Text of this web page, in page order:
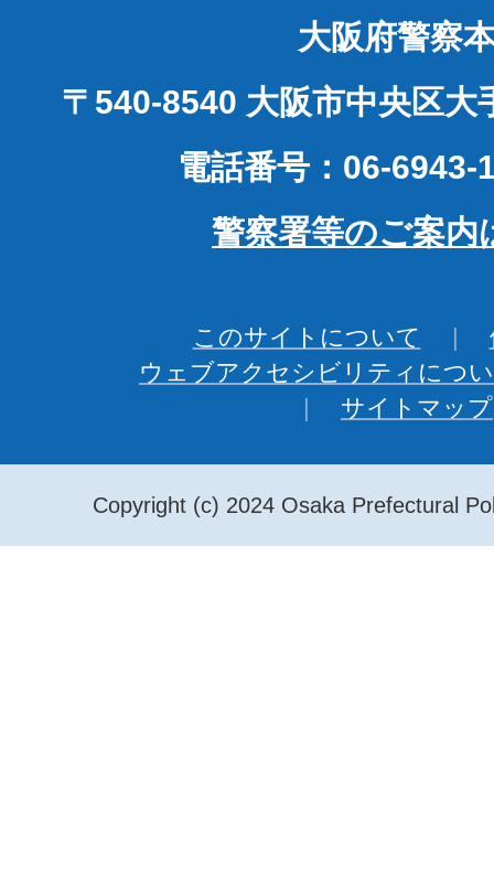
大阪府警察
〒540-8540 大阪市中央区大
電話番号：06-6943-
警察署等のご案内
このサイトについて
ウェブアクセシビリティにつ
サイトマップ
Copyright (c) 2024 Osaka Prefectural